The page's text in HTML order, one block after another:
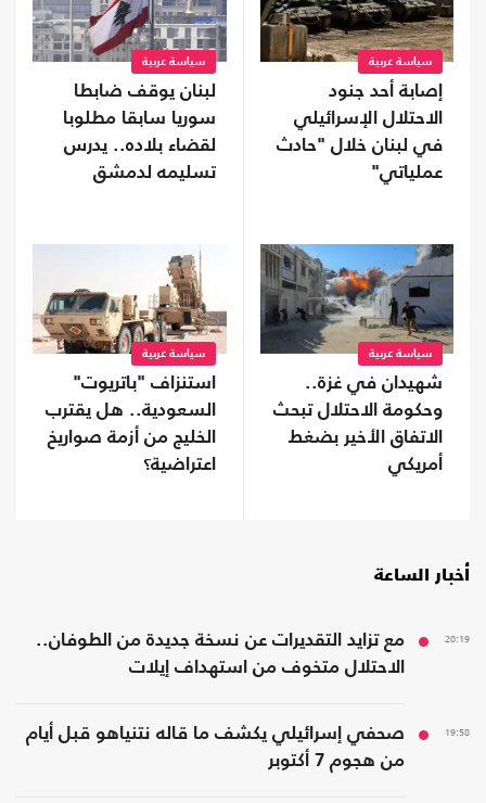
سياسة عربية
إصابة أحد جنود
الاحتلال الإسرائيلي
في لبنان خلال "حادث
عملياتي"
سياسة عربية
لبنان يوقف ضابطا
سوريا سابقا مطلوبا
لقضاء بلاده.. يدرس
تسليمه لدمشق
سياسة عربية
شهيدان في غزة..
وحكومة الاحتلال تبحث
الاتفاق الأخير بضغط
أمريكي
سياسة عربية
استنزاف "باتريوت"
السعودية.. هل يقترب
الخليج من أزمة صواريخ
اعتراضية؟
أخبار الساعة
20:19
مع تزايد التقديرات عن نسخة جديدة من الطوفان..
الاحتلال متخوف من استهداف إيلات
19:58
صحفي إسرائيلي يكشف ما قاله نتنياهو قبل أيام
من هجوم 7 أكتوبر